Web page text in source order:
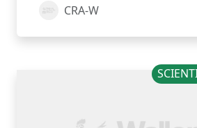
CRA-W